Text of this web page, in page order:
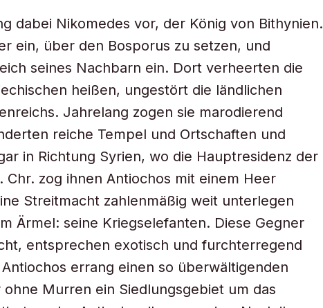
dabei Nikomedes vor, der König von Bithynien.
ein, über den Bosporus zu setzen, und
seines Nachbarn ein. Dort verheerten die
heißen, ungestört die ländlichen
Jahrelang zogen sie marodierend
reiche Tempel und Ortschaften und
in Richtung Syrien, wo die Hauptresidenz der
Chr. zog ihnen Antiochos mit einem Heer
Streitmacht zahlenmäßig weit unterlegen
Ärmel: seine Kriegselefanten. Diese Gegner
entsprechen exotisch und furchterregend
errang einen so überwältigenden
ohne Murren ein Siedlungsgebiet um das